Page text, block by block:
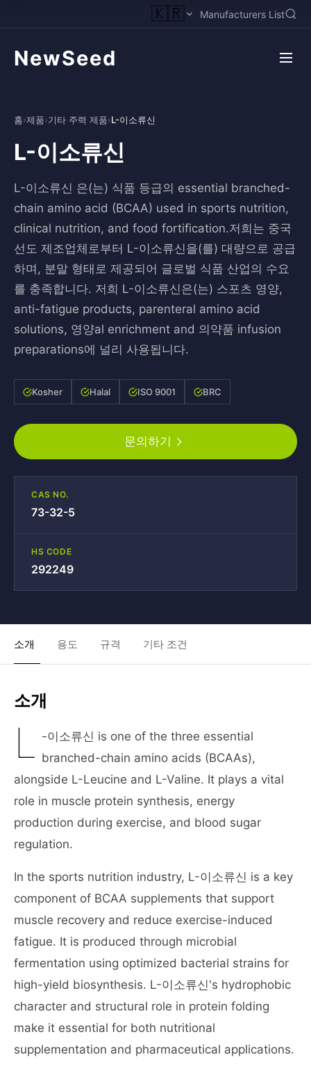
🇰🇷 Manufacturers List
NewSeed
홈›제품›기타 주력 제품›L-이소류신
L-이소류신
L-이소류신 은(는) 식품 등급의 essential branched-
chain amino acid (BCAA) used in sports nutrition,
clinical nutrition, and food fortification.저희는 중국
선도 제조업체로부터 L-이소류신을(를) 대량으로 공급
하며, 분말 형태로 제공되어 글로벌 식품 산업의 수요
를 충족합니다. 저희 L-이소류신은(는) 스포츠 영양,
anti-fatigue products, parenteral amino acid
solutions, 영양al enrichment and 의약품 infusion
preparations에 널리 사용됩니다.
Kosher Halal ISO 9001 BRC
문의하기
CAS NO.
73-32-5
HS CODE
292249
소개 용도 규격 기타 조건
소개
L -이소류신 is one of the three essential
branched-chain amino acids (BCAAs),
alongside L-Leucine and L-Valine. It plays a vital
role in muscle protein synthesis, energy
production during exercise, and blood sugar
regulation.
In the sports nutrition industry, L-이소류신 is a key
component of BCAA supplements that support
muscle recovery and reduce exercise-induced
fatigue. It is produced through microbial
fermentation using optimized bacterial strains for
high-yield biosynthesis. L-이소류신's hydrophobic
character and structural role in protein folding
make it essential for both nutritional
supplementation and pharmaceutical applications.